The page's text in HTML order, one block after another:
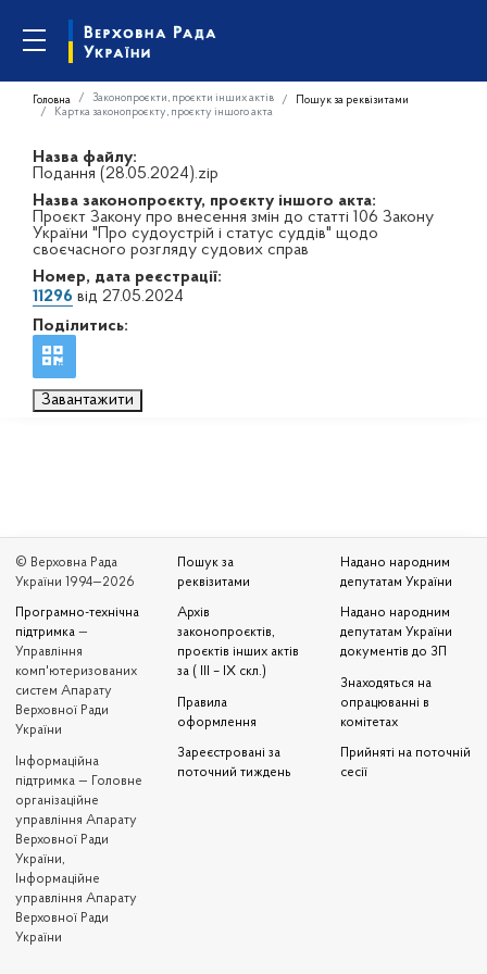
Головна Законопроєкти, проєкти інших актів
Пошук за реквізитами
Картка законопроєкту, проєкту іншого акта
Назва файлу:
Подання (28.05.2024).zip
Назва законопроєкту, проєкту іншого акта:
Проєкт Закону про внесення змін до статті 106 Закону
України "Про судоустрій і статус суддів" щодо
своєчасного розгляду судових справ
Номер, дата реєстрації:
11296 від 27.05.2024
Поділитись:
Завантажити
© Верховна Рада
України 1994—2026
Програмно-технічна
підтримка —
Управління
комп'ютеризованих
систем Апарату
Верховної Ради
України
Iнформаційна
підтримка — Головне
організаційне
управління Апарату
Верховної Ради
України,
Інформаційне
управління Апарату
Верховної Ради
України
Пошук за
реквізитами
Архів
законопроєктів,
проєктів інших актів
за ( III – IX скл.)
Правила
оформлення
Зареєстровані за
поточний тиждень
Надано народним
депутатам України
Надано народним
депутатам України
документів до ЗП
Знаходяться на
опрацюванні в
комітетах
Прийняті на поточній
сесії